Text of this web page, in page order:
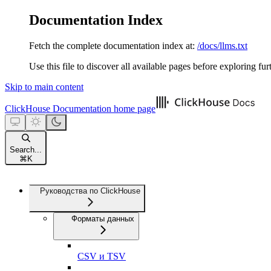
Documentation Index
Fetch the complete documentation index at: /docs/llms.txt
Use this file to discover all available pages before exploring
Skip to main content
ClickHouse Documentation home page
Search...
⌘ K
Руководства по ClickHouse
Форматы данных
CSV и TSV